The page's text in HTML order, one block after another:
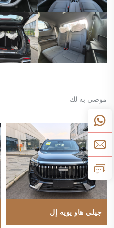
موصى به لك
جيلي هاو يويه إل